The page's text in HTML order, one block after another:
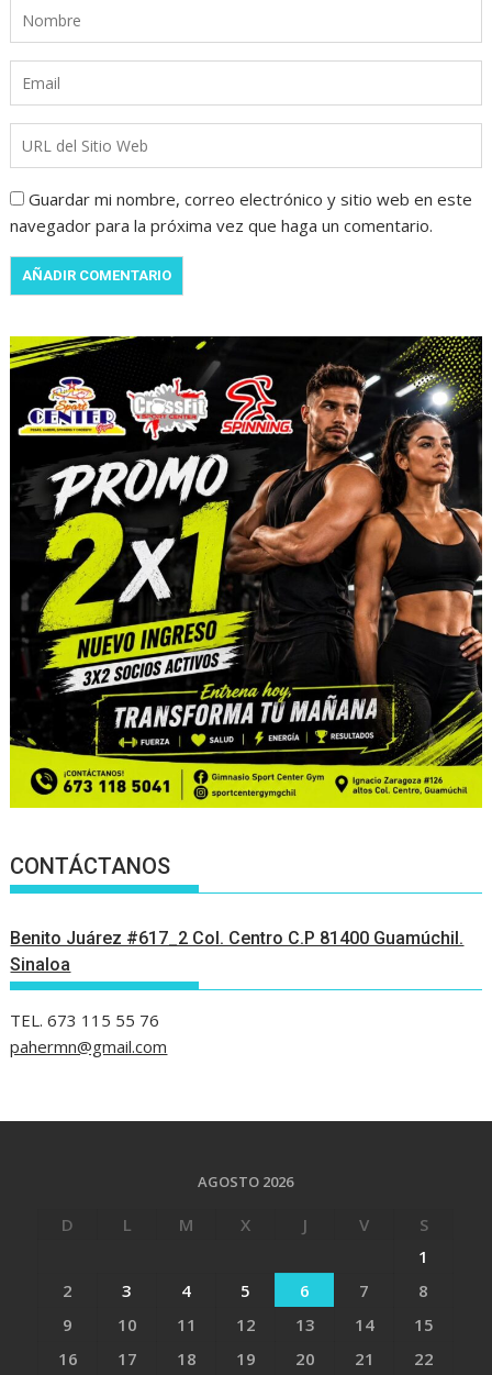
Guardar mi nombre, correo electrónico y sitio web en este
navegador para la próxima vez que haga un comentario.
CONTÁCTANOS
Benito Juárez #617_2 Col. Centro C.P 81400 Guamúchil.
Sinaloa
TEL. 673 115 55 76
pahermn@gmail.com
AGOSTO 2026
D L M X J V
S
1
2
3 4 5 6 7
8
9
10 11 12 13 14
15
16
17 18 19 20 21 22